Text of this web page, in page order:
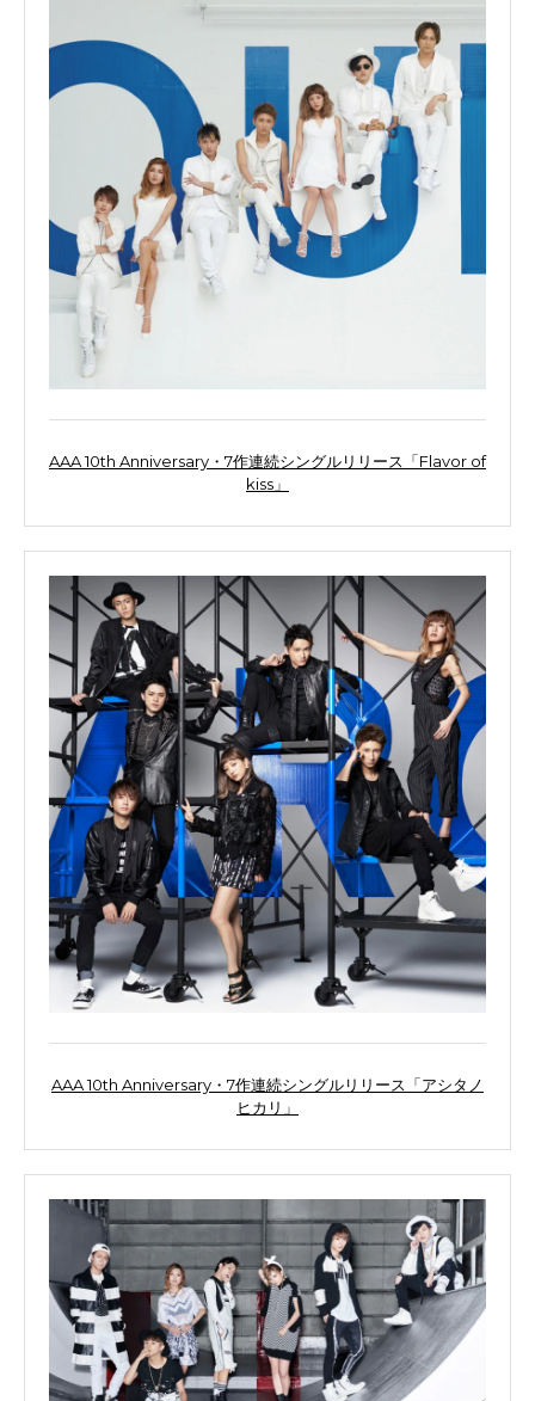
AAA 10th Anniversary・7作連続シングルリリース「Flavor of
kiss」
AAA 10th Anniversary・7作連続シングルリリース「アシタノ
ヒカリ」